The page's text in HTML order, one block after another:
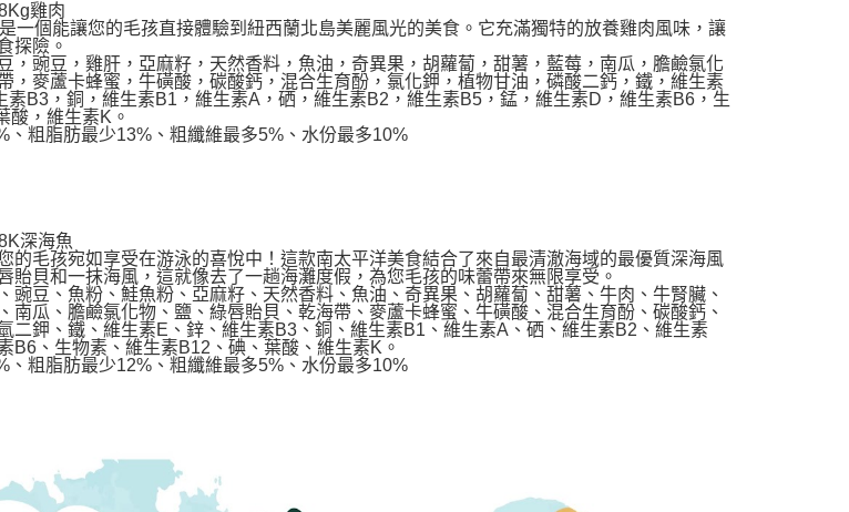
即時審查核予不同之上限額度；若仍有額度不足之情形，本公司將視審查
結果請求用戶進行身份認證。
５．嚴禁一人註冊多個帳號或使用他人資訊註冊。若發現惡意使用之情
形，恩沛科技股份有限公司將有權停止該用戶之使用額度並採取法律行
動。
每筆NT$120，滿NT$999(含以上)免運費
雞肉
一個能讓您的毛孩直接體驗到紐西蘭北島美麗風光的美食。它充滿獨特的放養雞肉風味，讓
探險。
，豌豆，雞肝，亞麻籽，天然香料，魚油，奇異果，胡蘿蔔，甜薯，藍莓，南瓜，膽鹼氯化
，麥蘆卡蜂蜜，牛磺酸，碳酸鈣，混合生育酚，氯化鉀，植物甘油，磷酸二鈣，鐵，維生素
素B3，銅，維生素B1，維生素A，硒，維生素B2，維生素B5，錳，維生素D，維生素B6，生
酸，維生素K。
、粗脂肪最少13%、粗纖維最多5%、水份最多10%
深海魚
的毛孩宛如享受在游泳的喜悅中！這款南太平洋美食結合了來自最清澈海域的最優質深海風
貽貝和一抹海風，這就像去了一趟海灘度假，為您毛孩的味蕾帶來無限享受。
豌豆、魚粉、鮭魚粉、亞麻籽、天然香料、魚油、奇異果、胡蘿蔔、甜薯、牛肉、牛腎臟、
南瓜、膽鹼氯化物、鹽、綠唇貽貝、乾海帶、麥蘆卡蜂蜜、牛磺酸、混合生育酚、碳酸鈣、
二鉀、鐵、維生素E、鋅、維生素B3、銅、維生素B1、維生素A、硒、維生素B2、維生素
B6、生物素、維生素B12、碘、葉酸、維生素K。
、粗脂肪最少12%、粗纖維最多5%、水份最多10%